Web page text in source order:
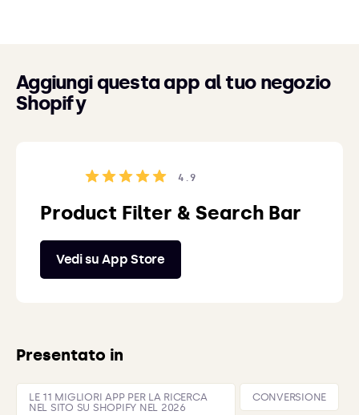
Aggiungi questa app al tuo negozio
Shopify
4.9
Product Filter & Search Bar
Vedi su App Store
Presentato in
LE 11 MIGLIORI APP PER LA RICERCA
NEL SITO SU SHOPIFY NEL 2026
CONVERSIONE